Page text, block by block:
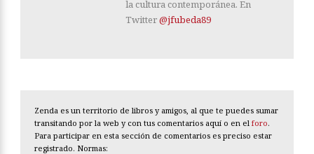
la cultura contemporánea. En
Twitter@jfubeda89
Zenda es un territorio de libros y amigos, al que te puedes sumar
transitando por la web y con tus comentarios aquí o en el foro.
Para participar en esta sección de comentarios es preciso estar
registrado. Normas: